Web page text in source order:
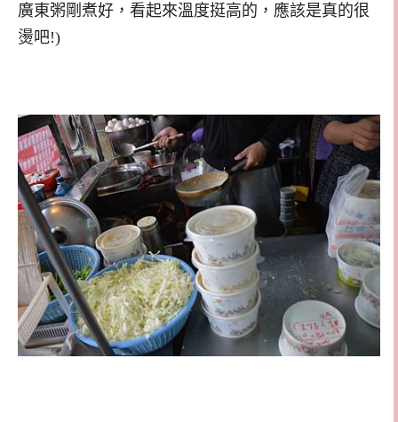
廣東粥剛煮好，看起來溫度挺高的，應該是真的很
燙吧!)